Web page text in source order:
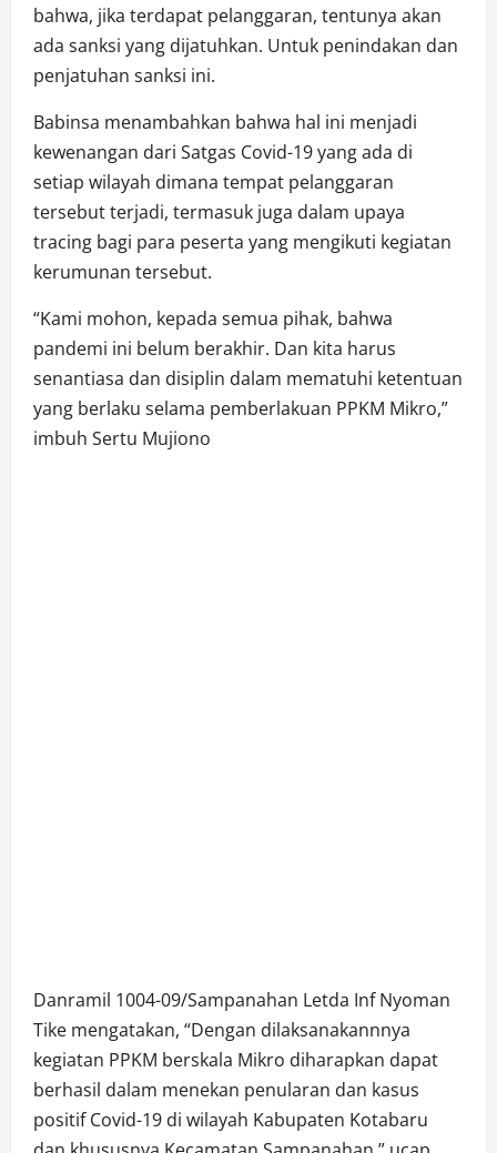
bahwa, jika terdapat pelanggaran, tentunya akan
ada sanksi yang dijatuhkan. Untuk penindakan dan
penjatuhan sanksi ini.
Babinsa menambahkan bahwa hal ini menjadi
kewenangan dari Satgas Covid-19 yang ada di
setiap wilayah dimana tempat pelanggaran
tersebut terjadi, termasuk juga dalam upaya
tracing bagi para peserta yang mengikuti kegiatan
kerumunan tersebut.
“Kami mohon, kepada semua pihak, bahwa
pandemi ini belum berakhir. Dan kita harus
senantiasa dan disiplin dalam mematuhi ketentuan
yang berlaku selama pemberlakuan PPKM Mikro,”
imbuh Sertu Mujiono
Danramil 1004-09/Sampanahan Letda Inf Nyoman
Tike mengatakan, “Dengan dilaksanakannnya
kegiatan PPKM berskala Mikro diharapkan dapat
berhasil dalam menekan penularan dan kasus
positif Covid-19 di wilayah Kabupaten Kotabaru